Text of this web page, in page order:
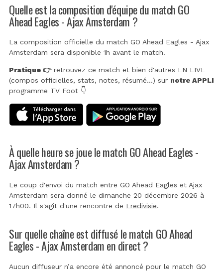
Quelle est la composition d'équipe du match GO
Ahead Eagles - Ajax Amsterdam ?
La composition officielle du match GO Ahead Eagles - Ajax
Amsterdam sera disponible 1h avant le match.
Pratique 👉retrouvez ce match et bien d'autres EN LIVE
(compos officielles, stats, notes, résumé...) sur notre APPLI
programme TV Foot 👇
À quelle heure se joue le match GO Ahead Eagles -
Ajax Amsterdam ?
Le coup d'envoi du match entre GO Ahead Eagles et Ajax
Amsterdam sera donné le dimanche 20 décembre 2026 à
17h00. Il s'agit d'une rencontre de Eredivisie.
Sur quelle chaîne est diffusé le match GO Ahead
Eagles - Ajax Amsterdam en direct ?
Aucun diffuseur n’a encore été annoncé pour le match GO